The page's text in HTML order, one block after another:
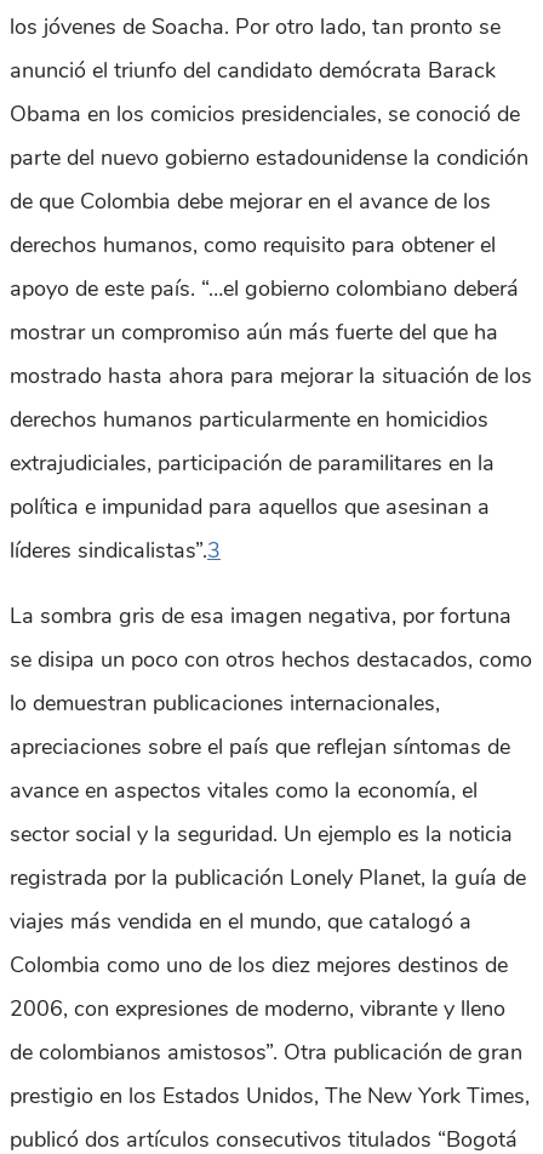
los jóvenes de Soacha. Por otro lado, tan pronto se
anunció el triunfo del candidato demócrata Barack
Obama en los comicios presidenciales, se conoció de
parte del nuevo gobierno estadounidense la condición
de que Colombia debe mejorar en el avance de los
derechos humanos, como requisito para obtener el
apoyo de este país. “…el gobierno colombiano deberá
mostrar un compromiso aún más fuerte del que ha
mostrado hasta ahora para mejorar la situación de los
derechos humanos particularmente en homicidios
extrajudiciales, participación de paramilitares en la
política e impunidad para aquellos que asesinan a
líderes sindicalistas”.3
La sombra gris de esa imagen negativa, por fortuna
se disipa un poco con otros hechos destacados, como
lo demuestran publicaciones internacionales,
apreciaciones sobre el país que reflejan síntomas de
avance en aspectos vitales como la economía, el
sector social y la seguridad. Un ejemplo es la noticia
registrada por la publicación Lonely Planet, la guía de
viajes más vendida en el mundo, que catalogó a
Colombia como uno de los diez mejores destinos de
2006, con expresiones de moderno, vibrante y lleno
de colombianos amistosos”. Otra publicación de gran
prestigio en los Estados Unidos, The New York Times,
publicó dos artículos consecutivos titulados “Bogotá